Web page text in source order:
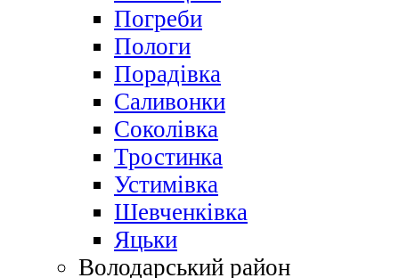
Погреби
Пологи
Порадівка
Саливонки
Соколівка
Тростинка
Устимівка
Шевченківка
Яцьки
Володарський район